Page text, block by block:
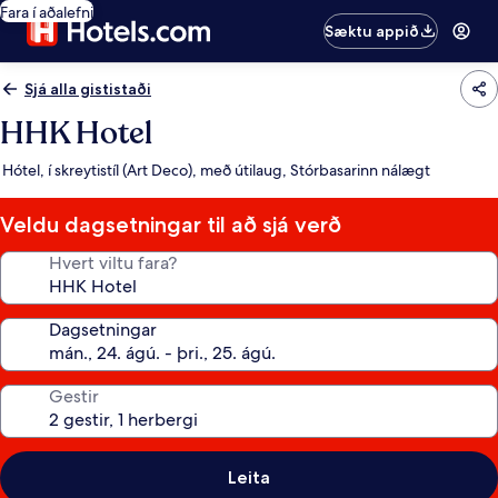
Fara í aðalefni
Sæktu appið
Sjá alla gististaði
HHK Hotel
Hótel, í skreytistíl (Art Deco), með útilaug, Stórbasarinn nálægt
Veldu dagsetningar til að sjá verð
Hvert viltu fara?
Dagsetningar
Gestir
Leita